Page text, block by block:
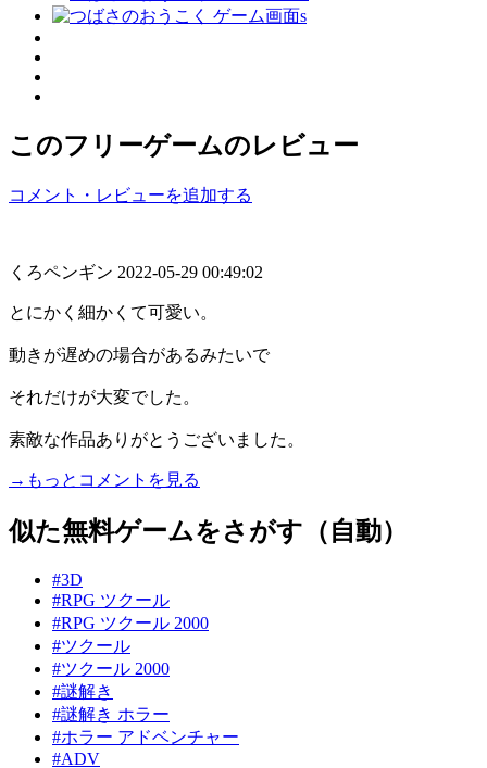
このフリーゲームのレビュー
コメント・レビューを追加する
くろペンギン 2022-05-29 00:49:02
とにかく細かくて可愛い。
動きが遅めの場合があるみたいで
それだけが大変でした。
素敵な作品ありがとうございました。
→もっとコメントを見る
似た無料ゲームをさがす（自動）
#3D
#RPG ツクール
#RPG ツクール 2000
#ツクール
#ツクール 2000
#謎解き
#謎解き ホラー
#ホラー アドベンチャー
#ADV